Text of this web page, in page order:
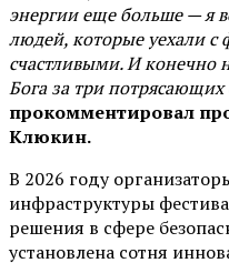
энергии еще больше — я
людей, которые уехали с
счастливыми. И конечно
Бога за три
прокомментировал
Клюкин.
В 2026 году
инфраструктуры
решения в сфере
установлена сотня